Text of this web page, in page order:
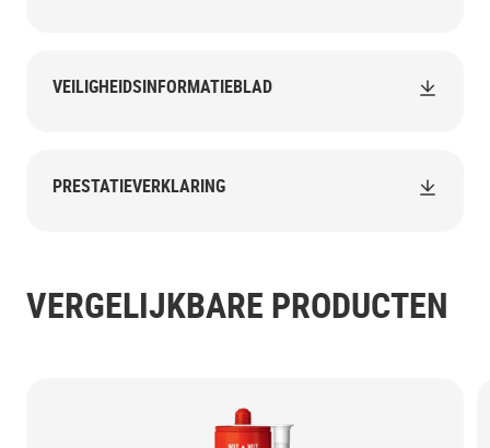
VEILIGHEIDSINFORMATIEBLAD
PRESTATIEVERKLARING
VERGELIJKBARE PRODUCTEN